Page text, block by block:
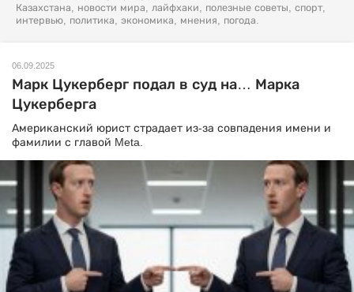
Казахстана, новости мира, лайфхаки, полезные советы, спорт,
интервью, политика, экономика, мнения, погода.
06.09.2025
Марк Цукерберг подал в суд на… Марка
Цукерберга
Американский юрист страдает из-за совпадения имени и
фамилии с главой Meta.